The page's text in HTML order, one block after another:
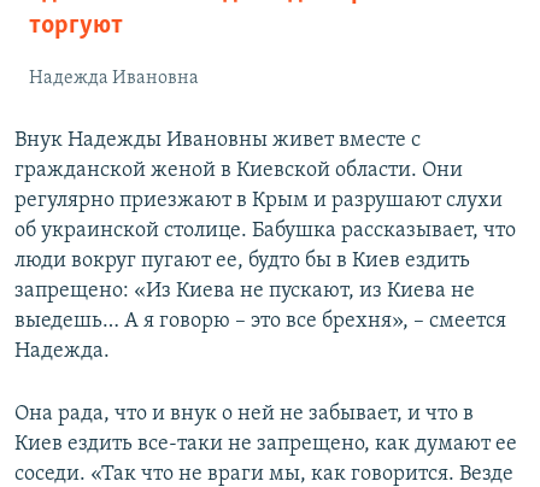
торгуют
Надежда Ивановна
Внук Надежды Ивановны живет вместе с
гражданской женой в Киевской области. Они
регулярно приезжают в Крым и разрушают слухи
об украинской столице. Бабушка рассказывает, что
люди вокруг пугают ее, будто бы в Киев ездить
запрещено: «Из Киева не пускают, из Киева не
выедешь… А я говорю – это все брехня», – смеется
Надежда.
Она рада, что и внук о ней не забывает, и что в
Киев ездить все-таки не запрещено, как думают ее
соседи. «Так что не враги мы, как говорится. Везде